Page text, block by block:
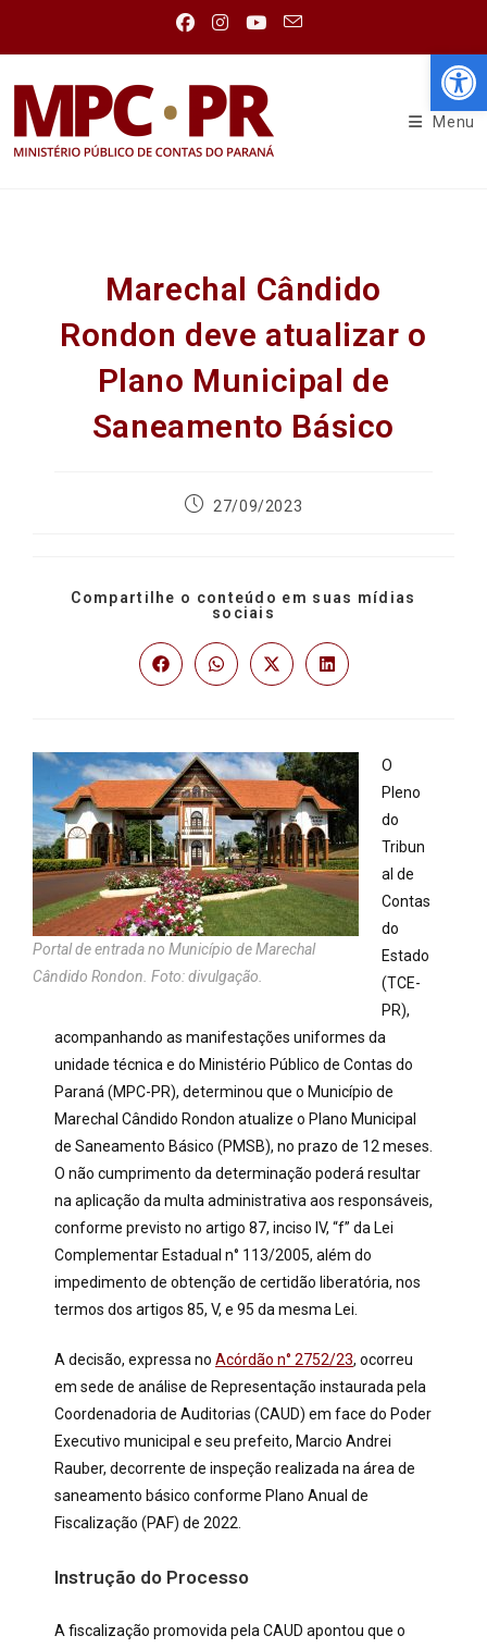
Menu
Marechal Cândido
Rondon deve atualizar o
Plano Municipal de
Saneamento Básico
27/09/2023
Compartilhe o conteúdo em suas mídias
sociais
Portal de entrada no Município de Marechal
Cândido Rondon. Foto: divulgação.
O
Pleno
do
Tribun
al de
Contas
do
Estado
(TCE-
PR),
acompanhando as manifestações uniformes da
unidade técnica e do Ministério Público de Contas do
Paraná (MPC-PR), determinou que o Município de
Marechal Cândido Rondon atualize o Plano Municipal
de Saneamento Básico (PMSB), no prazo de 12 meses.
O não cumprimento da determinação poderá resultar
na aplicação da multa administrativa aos responsáveis,
conforme previsto no artigo 87, inciso IV, “f” da Lei
Complementar Estadual n° 113/2005, além do
impedimento de obtenção de certidão liberatória, nos
termos dos artigos 85, V, e 95 da mesma Lei.
A decisão, expressa no Acórdão n° 2752/23, ocorreu
em sede de análise de Representação instaurada pela
Coordenadoria de Auditorias (CAUD) em face do Poder
Executivo municipal e seu prefeito, Marcio Andrei
Rauber, decorrente de inspeção realizada na área de
saneamento básico conforme Plano Anual de
Fiscalização (PAF) de 2022.
Instrução do Processo
A fiscalização promovida pela CAUD apontou que o